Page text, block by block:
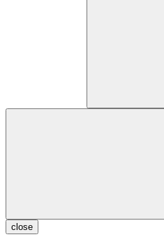
close